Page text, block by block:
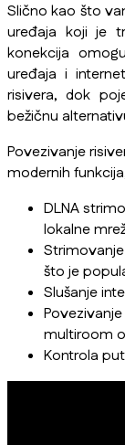
Slično kao što
uređaja koji je
konekcija
uređaja i
risivera, dok
bežičnu
Povezivanje
modernih
DLNA
lokalne
što je
Slušanje
multiroom
Kontrola